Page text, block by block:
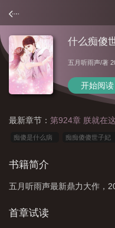
什么痴傻
五月听雨声/著
开始阅读
最新章节： 第924章 朕就在
痴傻是什么病 痴痴傻傻世子妃
谁 痴傻皇子
么 傻痴什么意思 什么痴傻
书籍简介
五月听雨声最新鼎力大作，
首章试读